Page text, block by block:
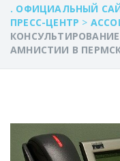
. ОФИЦИАЛЬНЫЙ
ПРЕСС-ЦЕНТР >
АМНИСТИИ В